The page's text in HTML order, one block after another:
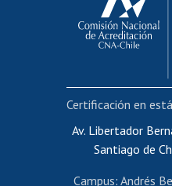
Cursos
Portal de
Certificado de
Av. Libertador
Santiago de
Campus: Andrés
Certificación en